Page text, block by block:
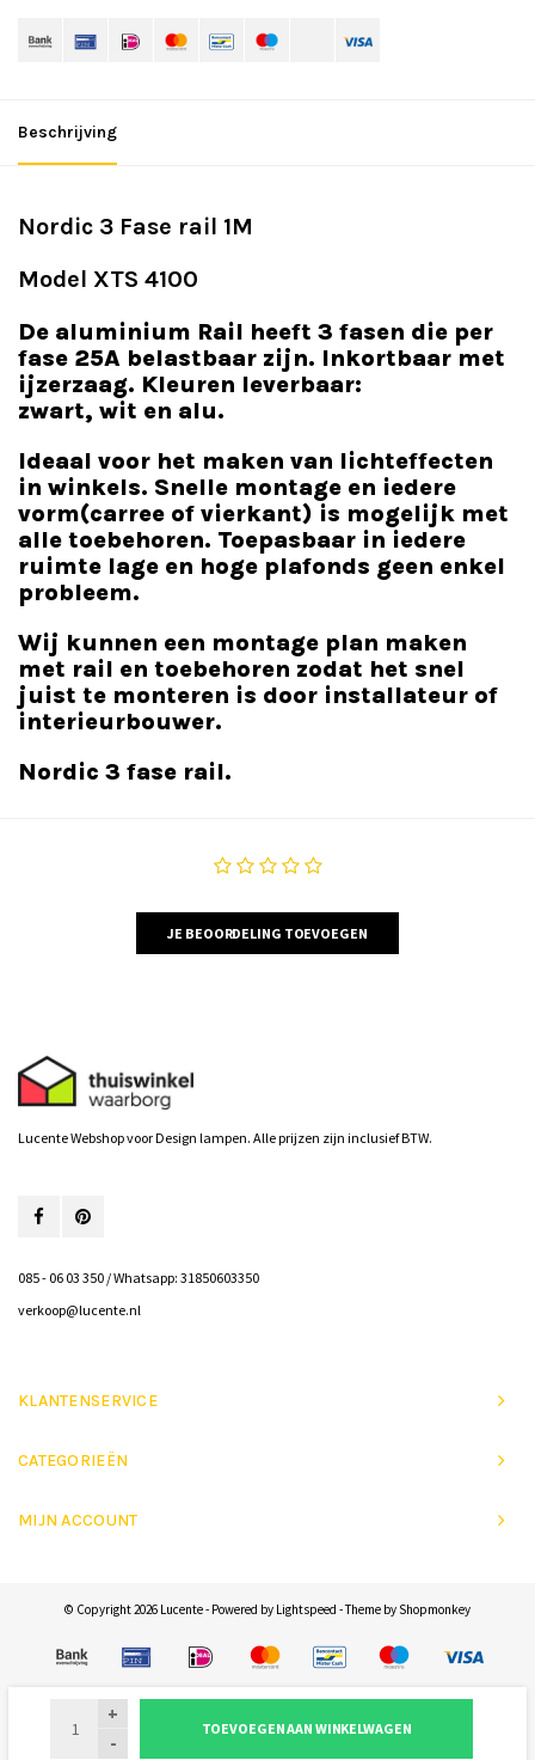
+
-
TOEVOEGEN AAN WINKELWAGEN
Beschrijving
Nordic 3 Fase rail 1M
Model XTS 4100
De aluminium Rail heeft 3 fasen die per
fase 25A belastbaar zijn. Inkortbaar met
ijzerzaag. Kleuren leverbaar:
zwart, wit en alu.
Ideaal voor het maken van lichteffecten
in winkels. Snelle montage en iedere
vorm(carree of vierkant) is mogelijk met
alle toebehoren. Toepasbaar in iedere
ruimte lage en hoge plafonds geen enkel
probleem.
Wij kunnen een montage plan maken
met rail en toebehoren zodat het snel
juist te monteren is door installateur of
interieurbouwer.
Nordic 3 fase rail.
JE BEOORDELING TOEVOEGEN
Lucente Webshop voor Design lampen. Alle prijzen zijn inclusief BTW.
085 - 06 03 350 / Whatsapp: 31850603350
verkoop@lucente.nl
KLANTENSERVICE
CATEGORIEËN
MIJN ACCOUNT
© Copyright 2026 Lucente - Powered by Lightspeed - Theme by Shopmonkey